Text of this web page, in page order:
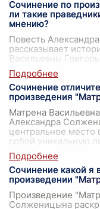
Сочинение по
ли такие
мнению?
Повесть
рассказывает
Васильевны
праведность и
Сочинение
произведения
Матрена
Александра
центральное место
собой уникальную
Сочинение какой я
произведении
Произведение
Солженицына